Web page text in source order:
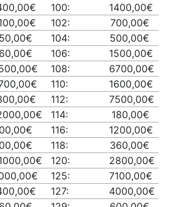
100:
1400,00€
102:
700,00€
104:
500,00€
106:
1500,00€
108:
6700,00€
110:
1600,00€
112:
7500,00€
114:
180,00€
116:
1200,00€
118:
360,00€
120:
2800,00€
125:
7100,00€
127:
4000,00€